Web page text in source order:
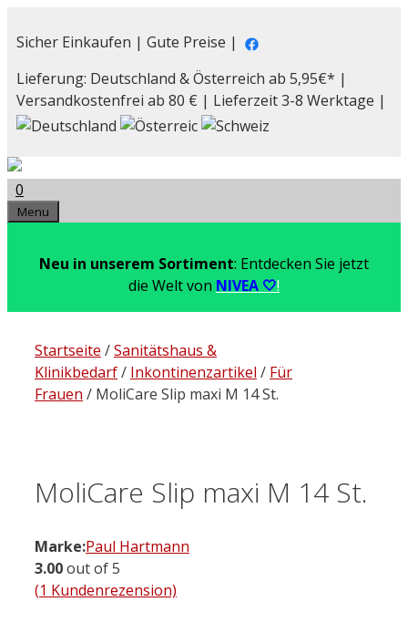
Inhalt
Sicher Einkaufen | Gute Preise |
Lieferung: Deutschland & Österreich ab 5,95€* |
Versandkostenfrei ab 80 € | Lieferzeit 3-8 Werktage |
0
Menu
Neu in unserem Sortiment: Entdecken Sie jetzt
die Welt von NIVEA 🤍!
Startseite /Sanitätshaus &
Klinikbedarf/ Inkontinenzartikel / Für
Frauen / MoliCare Slip maxi M 14 St.
MoliCare Slip maxi M 14 St.
Marke:Paul Hartmann
3.00out of 5
(1 Kundenrezension)